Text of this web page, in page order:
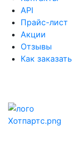
API
Прайс-лист
Акции
Отзывы
Как заказать